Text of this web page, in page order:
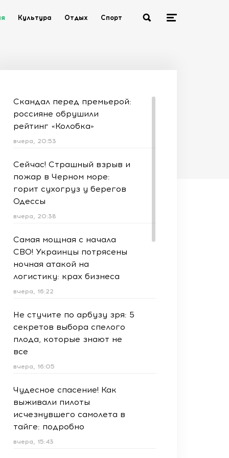
Культура Отдых Спорт
Скандал перед премьерой:
россияне обрушили
рейтинг «Колобка»
вчера, 20:53
Сейчас! Страшный взрыв и
пожар в Черном море:
горит сухогруз у берегов
Одессы
вчера, 20:38
Самая мощная с начала
СВО! Украинцы потрясены
ночная атакой на
логистику: крах бизнеса
вчера, 16:22
Не стучите по арбузу зря: 5
секретов выбора спелого
плода, которые знают не
все
вчера, 16:05
Чудесное спасение! Как
выживали пилоты
исчезнувшего самолета в
тайге: подробно
вчера, 15:43